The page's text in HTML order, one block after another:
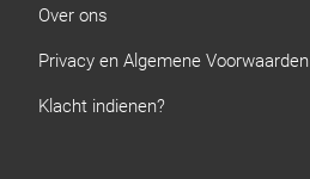
Over ons
Privacy en Algemene Voorwaarden
Klacht indienen?